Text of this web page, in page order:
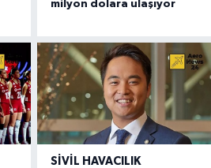
milyon dolara ulaşıyor
SIVIL HAVACILIK